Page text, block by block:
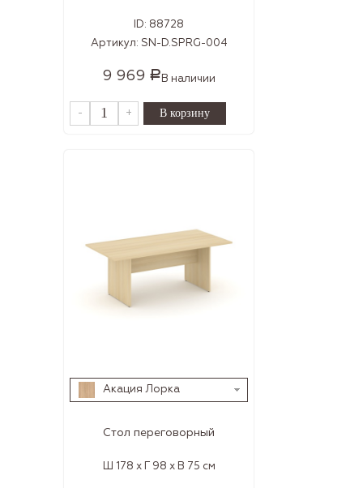
ID: 88728
Артикул: SN-D.SPRG-004
9 969 Р В наличии
- +
Акация Лорка
Стол переговорный
Ш 178 x Г 98 x В 75 см